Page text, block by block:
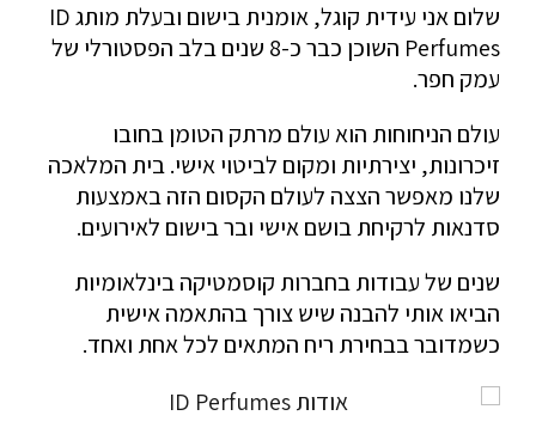
brightness_low ניגודיות כהה
format_underlined
font_download סמן קישורים
לאפס
את
כל
cached
הצהרת נגישות
טיפוח הגוף – Body
בישום הבית – Home
מוצרי השראה מבושמים
המיוחדים שלנו
סדנת רקיחת בושם אישי
מוצרים במיתוג אישי
צרו קשר
שלום אני עידית קוגל, אומנית בישום ובעלת מותג ID
Perfumes השוכן כבר כ-8 שנים בלב הפסטורלי של
עמק חפר.
עולם הניחוחות הוא עולם מרתק הטומן בחובו
זיכרונות, יצירתיות ומקום לביטוי אישי. בית המלאכה
שלנו מאפשר הצצה לעולם הקסום הזה באמצעות
סדנאות לרקיחת בושם אישי ובר בישום לאירועים.
שנים של עבודות בחברות קוסמטיקה בינלאומיות
הביאו אותי להבנה שיש צורך בהתאמה אישית
כשמדובר בבחירת ריח המתאים לכל אחת ואחד.